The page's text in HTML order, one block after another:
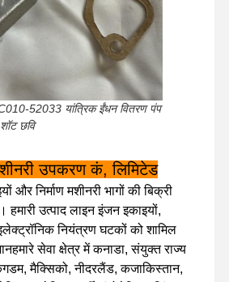
उत्पादों वीआर शो हमारे बारे में
52033 यांत्रिक ईंधन वितरण पंप
छवि
उपकरण कं, लिमिटेड
और निर्माण मशीनरी भागों की बिक्री
हमारी उत्पाद लाइन इंजन इकाइयों,
नियंत्रण घटकों को शामिल
सेवा क्षेत्र में कनाडा, संयुक्त राज्य
मैक्सिको, नीदरलैंड, कजाकिस्तान,